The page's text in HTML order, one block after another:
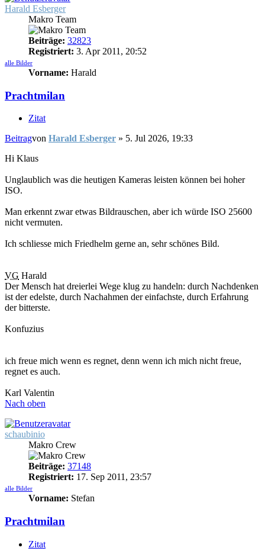
Harald Esberger
Makro Team
Beiträge: 32823
Registriert: 3. Apr 2011, 20:52
alle Bilder
Vorname: Harald
Prachtmilan
Zitat
Beitragvon Harald Esberger » 5. Jul 2026, 19:33
Hi Klaus
Unglaublich was die heutigen Kameras leisten können bei hoher
ISO.
Man erkennt zwar etwas Bildrauschen, aber ich würde ISO 25600
nicht vermuten.
Ich schliesse mich Friedhelm gerne an, sehr schönes Bild.
VG Harald
Der Mensch hat dreierlei Wege klug zu handeln: durch Nachdenken
ist der edelste, durch Nachahmen der einfachste, durch Erfahrung
der bitterste.
Konfuzius
ich freue mich wenn es regnet, denn wenn ich mich nicht freue,
regnet es auch.
Karl Valentin
Nach oben
schaubinio
Makro Crew
Beiträge: 37148
Registriert: 17. Sep 2011, 23:57
alle Bilder
Vorname: Stefan
Prachtmilan
Zitat